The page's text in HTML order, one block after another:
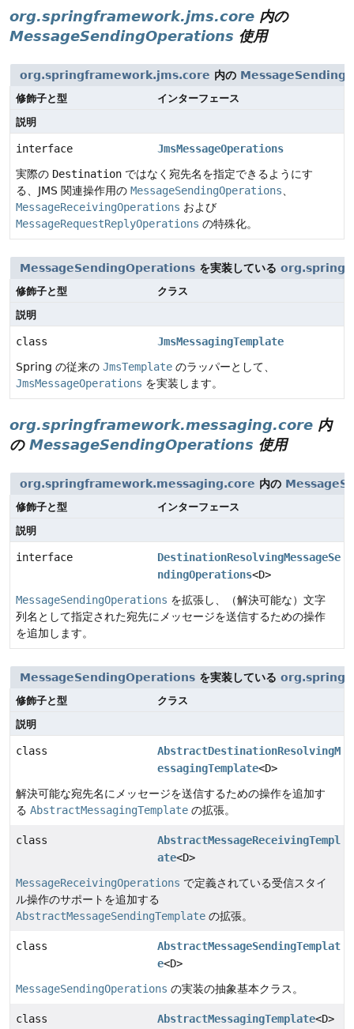
org.springframework.jms.core 内の
MessageSendingOperations 使用
org.springframework.jms.core 内の
修飾子と型
インターフェース
説明
interface
JmsMessageOperations
実際の Destination ではなく宛先名を指定できるようにす
る、JMS 関連操作用の MessageSendingOperations
MessageReceivingOperations および
MessageRequestReplyOperations の特殊化。
MessageSendingOperations を実装している
修飾子と型
クラス
説明
class
JmsMessagingTemplate
Spring の従来の JmsTemplate のラッパーとして、
JmsMessageOperations を実装します。
org.springframework.messaging.core 内
の MessageSendingOperations 使用
org.springframework.messaging.core 内の
修飾子と型
インターフェース
説明
interface
DestinationResolvingMessageSe
ndingOperations<D>
MessageSendingOperations を拡張し、（解決可能な）文字
列名として指定された宛先にメッセージを送信するための操作
を追加します。
MessageSendingOperations を実装している
修飾子と型
クラス
説明
class
AbstractDestinationResolvingM
essagingTemplate<D>
解決可能な宛先名にメッセージを送信するための操作を追加す
る AbstractMessagingTemplate の拡張。
class
AbstractMessageReceivingTempl
ate<D>
MessageReceivingOperations で定義されている受信スタイ
ル操作のサポートを追加する
AbstractMessageSendingTemplate の拡張。
class
AbstractMessageSendingTemplat
e<D>
MessageSendingOperations の実装の抽象基本クラス。
class AbstractMessagingTemplate<D>